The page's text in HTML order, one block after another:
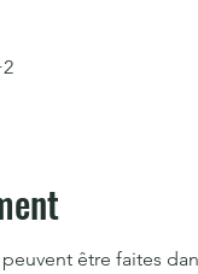
être faites